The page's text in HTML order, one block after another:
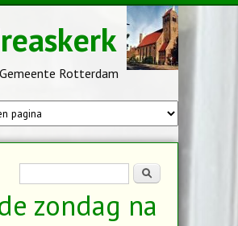
Rotterdam
Zoeken
zondag na